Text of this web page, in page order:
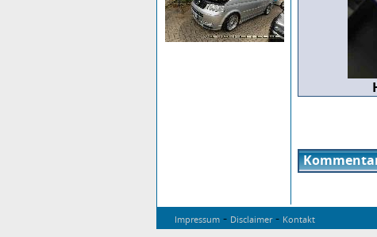
Impressum - Disclaimer- Kontakt